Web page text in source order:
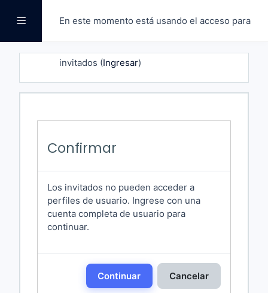
Pánel lateralEn este momento está usando el acceso para
invitados (Ingresar)
Confirmar
Los invitados no pueden acceder a
perfiles de usuario. Ingrese con una
cuenta completa de usuario para
continuar.
Continuar Cancelar